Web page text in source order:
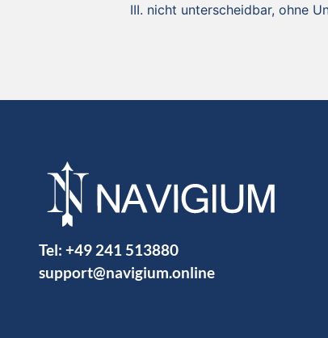
nicht unterscheidbar, ohne
Tel: +49 241 513880
support@navigium.online